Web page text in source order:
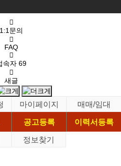
1:1문의
FAQ
속자 69
새글
마이페이지
매매/임대
공고등록
이력서등록
정보찾기